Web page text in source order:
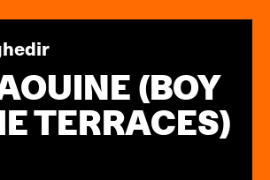
(BOY
TERRACES)